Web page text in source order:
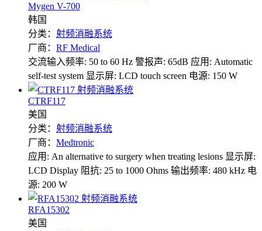
Mygen V-700
韩国
分类： 射频消融系统
厂商： RF Medical
交流输入频率: 50 to 60 Hz 警报声: 65dB 应用: Automatic
self-test system 显示屏: LCD touch screen 电源: 150 W
CTRF117
美国
分类： 射频消融系统
厂商： Medtronic
应用: An alternative to surgery when treating lesions 显示屏:
LCD Display 阻抗: 25 to 1000 Ohms 输出频率: 480 kHz 电
源: 200 W
RFA15302
美国